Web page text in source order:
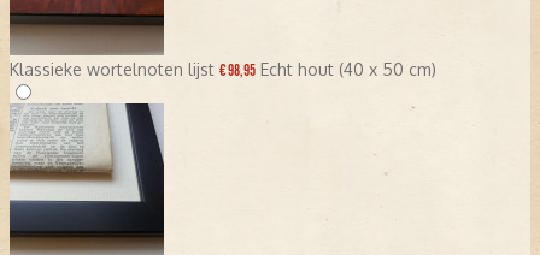
Klassieke wortelnoten lijst € 98,95 Echt hout (40 x 50 cm)